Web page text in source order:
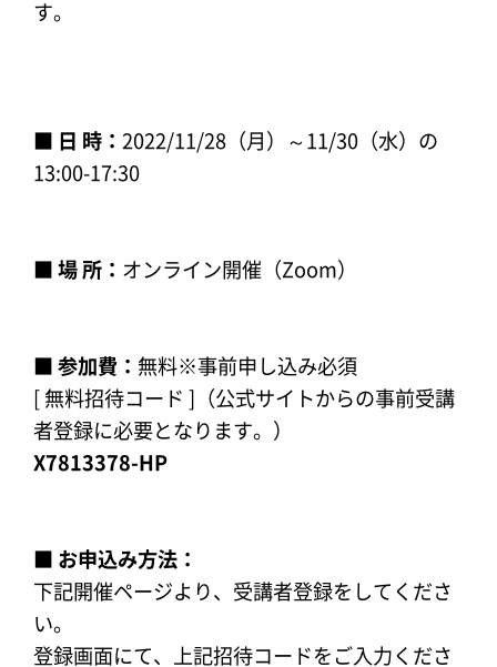
す。
■ 日 時： 2022/11/28（月）～11/30（水）の
13:00-17:30
■ 場 所： オンライン開催（Zoom）
■ 参加費： 無料※事前申し込み必須
[ 無料招待コード ]（公式サイトからの事前受講
者登録に必要となります。）
X7813378-HP
■ お申込み方法：
下記開催ページより、受講者登録をしてくださ
い。
登録画面にて、上記招待コードをご入力くださ